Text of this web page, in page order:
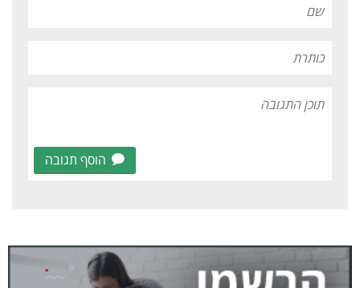
הוסף תגובה